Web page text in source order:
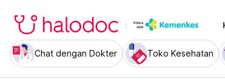
Chat dengan Dokter Toko Kesehatan